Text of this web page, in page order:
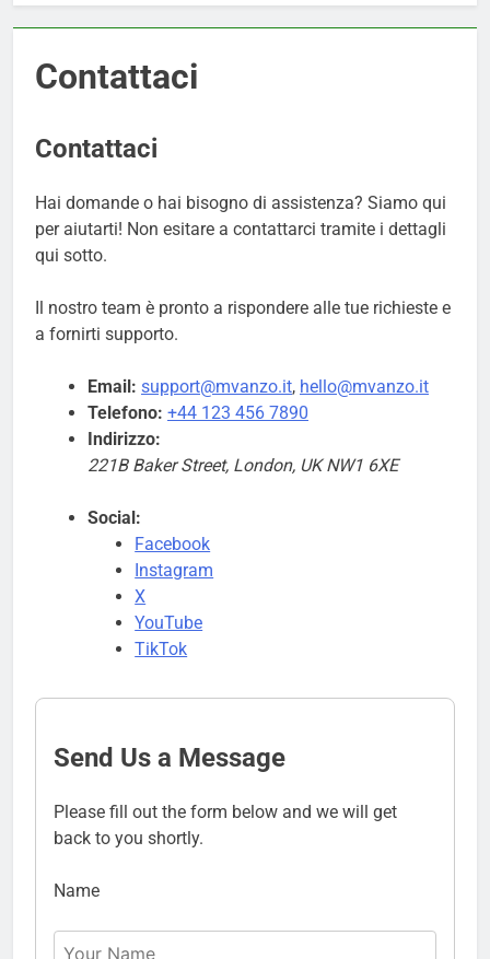
Contattaci
Contattaci
Hai domande o hai bisogno di assistenza? Siamo qui
per aiutarti! Non esitare a contattarci tramite i dettagli
qui sotto.
Il nostro team è pronto a rispondere alle tue richieste e
a fornirti supporto.
Email: support@mvanzo.it, hello@mvanzo.it
Telefono: +44 123 456 7890
Indirizzo:
221B Baker Street, London, UK NW1 6XE
Social:
Facebook
Instagram
X
YouTube
TikTok
Send Us a Message
Please fill out the form below and we will get
back to you shortly.
Name